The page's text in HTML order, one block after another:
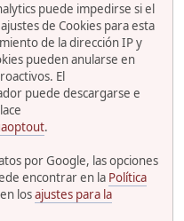
puede impedirse si el
de Cookies para esta
de la dirección IP y
pueden anularse en
El
puede descargarse e
.
por Google, las opciones
encontrar en la Política
losajustes para la